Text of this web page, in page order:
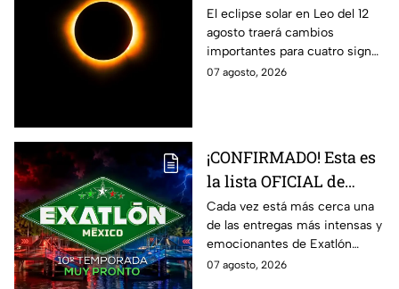
solar del 12 de agosto
El eclipse solar en Leo del 12
agosto traerá cambios
importantes para cuatro signos
del zodiaco, que podrían
07 agosto, 2026
¡CONFIRMADO! Esta es
la lista OFICIAL de
todos los atletas que
estarán en la décima
temporada de Exatlón
México
Cada vez está más cerca una
de las entregas más intensas y
emocionantes de Exatlón
México.
07 agosto, 2026